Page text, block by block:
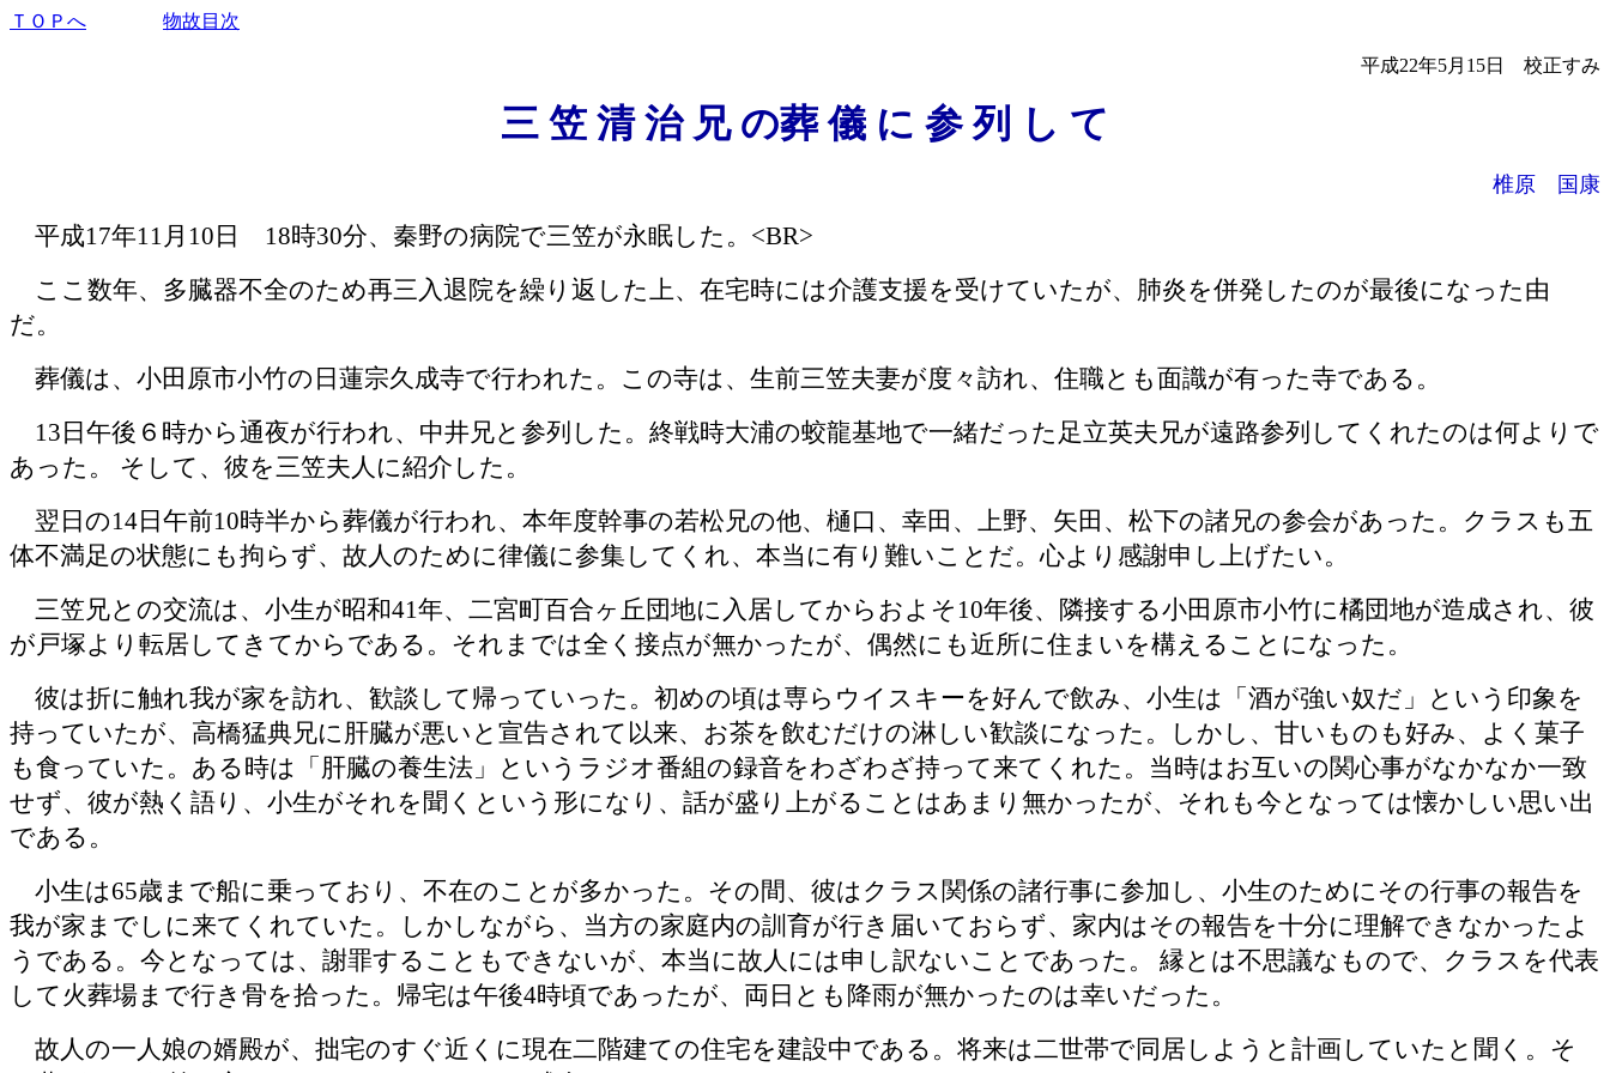
ＴＯＰへ 物故目次
平成22年5月15日 校正すみ
三 笠 清 治 兄 の葬 儀 に 参 列 し て
椎原 国康
平成17年11月10日 18時30分、秦野の病院で三笠が永眠した。 <BR>
ここ数年、多臓器不全のため再三入退院を繰り返した上、在宅時には介護支援を受けていたが、肺炎を併発したのが最後になった由
だ。
葬儀は、小田原市小竹の日蓮宗久成寺で行われた。この寺は、生前三笠夫妻が度々訪れ、住職とも面識が有った寺である。
13日午後６時から通夜が行われ、中井兄と参列した。終戦時大浦の蛟龍基地で一緒だった足立英夫兄が遠路参列してくれたのは何よりで
あった。 そして、彼を三笠夫人に紹介した。
翌日の14日午前10時半から葬儀が行われ、本年度幹事の若松兄の他、樋口、幸田、上野、矢田、松下の諸兄の参会があった。クラスも五
体不満足の状態にも拘らず、故人のために律儀に参集してくれ、本当に有り難いことだ。心より感謝申し上げたい。
三笠兄との交流は、小生が昭和41年、二宮町百合ヶ丘団地に入居してからおよそ10年後、隣接する小田原市小竹に橘団地が造成され、彼
が戸塚より転居してきてからである。それまでは全く接点が無かったが、偶然にも近所に住まいを構えることになった。
彼は折に触れ我が家を訪れ、歓談して帰っていった。初めの頃は専らウイスキーを好んで飲み、小生は「酒が強い奴だ」という印象を
持っていたが、高橋猛典兄に肝臓が悪いと宣告されて以来、お茶を飲むだけの淋しい歓談になった。しかし、甘いものも好み、よく菓子
も食っていた。ある時は「肝臓の養生法」というラジオ番組の録音をわざわざ持って来てくれた。当時はお互いの関心事がなかなか一致
せず、彼が熱く語り、小生がそれを聞くという形になり、話が盛り上がることはあまり無かったが、それも今となっては懐かしい思い出
である。
小生は65歳まで船に乗っており、不在のことが多かった。その間、彼はクラス関係の諸行事に参加し、小生のためにその行事の報告を
我が家までしに来てくれていた。しかしながら、当方の家庭内の訓育が行き届いておらず、家内はその報告を十分に理解できなかったよ
うである。今となっては、謝罪することもできないが、本当に故人には申し訳ないことであった。 縁とは不思議なもので、クラスを代表
して火葬場まで行き骨を拾った。帰宅は午後4時頃であったが、両日とも降雨が無かったのは幸いだった。
故人の一人娘の婿殿が、拙宅のすぐ近くに現在二階建ての住宅を建設中である。将来は二世帯で同居しようと計画していたと聞く。そ